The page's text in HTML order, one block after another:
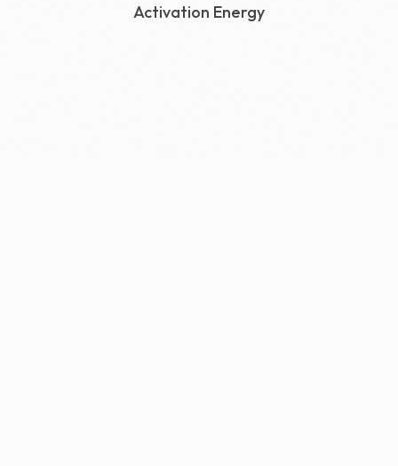
Activation Energy